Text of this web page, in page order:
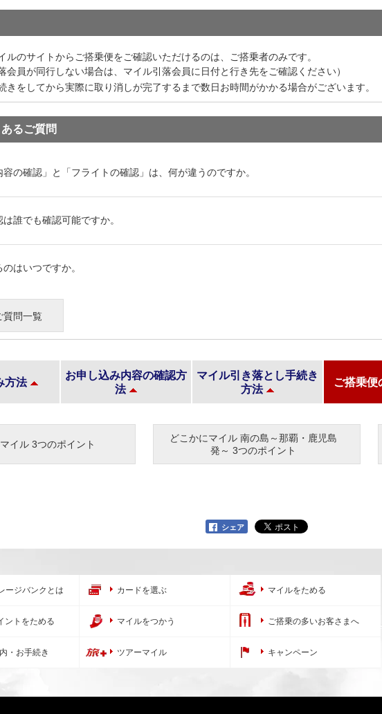
ルのサイトからご搭乗便をご確認いただけるのは、ご搭乗者のみです。
会員が同行しない場合は、マイル引落会員に日付と行き先をご確認ください）
きをしてから実際に取り消しが完了するまで数日お時間がかかる場合がございます。
るご質問
容の確認」と「フライトの確認」は、何が違うのですか。
誰でも確認可能ですか。
はいつですか。
質問一覧
方法
お申し込み内容の確認方
法
マイル引き落とし手続き
方法
ご搭乗便
イル 3つのポイント
どこかにマイル 南の島～那覇・鹿児島
発～ 3つのポイント
シェア
ージバンクとは カードを選ぶ マイルをためる
ントをためる マイルをつかう ご搭乗の多いお客さまへ
・お手続き ツアーマイル キャンペーン